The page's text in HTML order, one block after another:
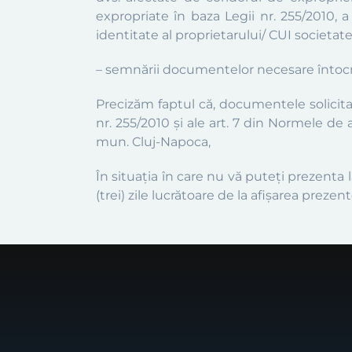
expropriate în baza Legii nr. 255/2010,
identitate al proprietarului/ CUI
– semnării documentelor necesare
Precizăm faptul că, documentele
nr. 255/2010 și ale art. 7 din Normele
mun. Cluj-Napoca,
În situația în care nu vă puteți prezenta
(trei) zile lucrătoare de la afișarea